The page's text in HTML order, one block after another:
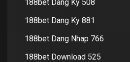
188bet Dang Ky 508
188bet Dang Ky 881
188bet Dang Nhap 766
188bet Download 525